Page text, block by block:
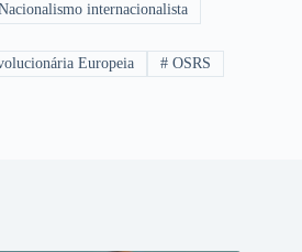
internacionalista
Europeia #OSRS